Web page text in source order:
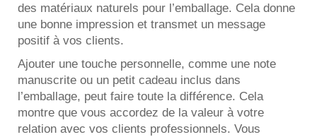
des matériaux naturels pour l’emballage. Cela donne
une bonne impression et transmet un message
positif à vos clients.
Ajouter une touche personnelle, comme une note
manuscrite ou un petit cadeau inclus dans
l’emballage, peut faire toute la différence. Cela
montre que vous accordez de la valeur à votre
relation avec vos clients professionnels. Vous